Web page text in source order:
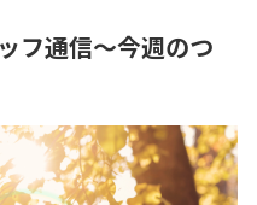
フ通信～今週のつ